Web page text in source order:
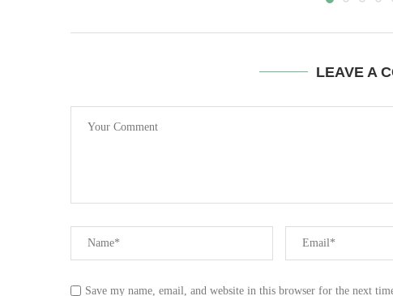
LEAVE A
Save my name, email, and website in this browser for the next